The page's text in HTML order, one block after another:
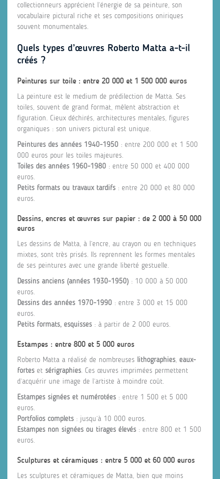
collectionneurs apprécient l’énergie de sa peinture, son
vocabulaire pictural riche et ses compositions oniriques
souvent monumentales.
Quels types d’œuvres Roberto Matta a-t-il
créés ?
Peintures sur toile : entre 20 000 et 1 500 000 euros
La peinture est le medium de prédilection de Matta. Ses
toiles, souvent de grand format, mêlent abstraction et
figuration. Cieux déchirés, architectures mentales, figures
organiques : son univers pictural est unique.
Peintures des années 1940-1950 : entre 200 000 et 1 500
000 euros pour les toiles majeures.
Toiles des années 1960-1980 : entre 50 000 et 400 000
euros.
Petits formats ou travaux tardifs : entre 20 000 et 80 000
euros.
Dessins, encres et œuvres sur papier : de 2 000 à 50 000
euros
Les dessins de Matta, à l’encre, au crayon ou en techniques
mixtes, sont très prisés. Ils reprennent les formes mentales
de ses peintures avec une grande liberté gestuelle.
Dessins anciens (années 1930-1950) : 10 000 à 50 000
euros.
Dessins des années 1970-1990 : entre 3 000 et 15 000
euros.
Petits formats, esquisses : à partir de 2 000 euros.
Estampes : entre 800 et 5 000 euros
Roberto Matta a réalisé de nombreuses lithographies, eaux-
fortes et sérigraphies. Ces œuvres imprimées permettent
d’acquérir une image de l’artiste à moindre coût.
Estampes signées et numérotées : entre 1 500 et 5 000
euros.
Portfolios complets : jusqu’à 10 000 euros.
Estampes non signées ou tirages élevés : entre 800 et 1 500
euros.
Sculptures et céramiques : entre 5 000 et 60 000 euros
Les sculptures et céramiques de Matta, bien que moins